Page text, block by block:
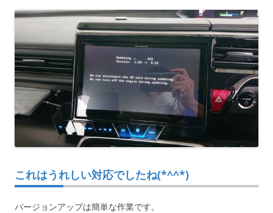
これはうれしい対応でしたね(*^^*)
バージョンアップは簡単な作業です。